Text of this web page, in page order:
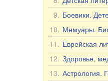
9. Боевики.
10. Мемуары.
11. Еврейская
12. Здоровье,
13. Астрология.